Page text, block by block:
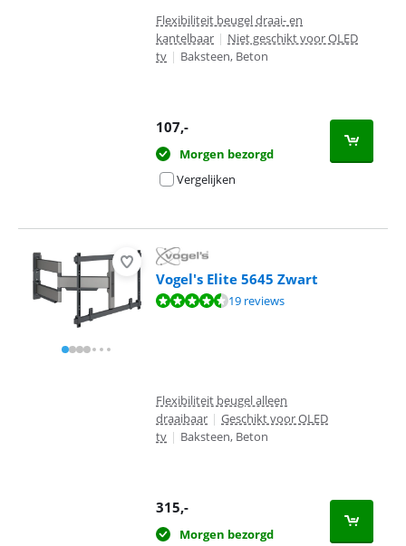
Flexibiliteit beugel draai- en
kantelbaar | Niet geschikt voor OLED
tv | Baksteen, Beton
107,-
Morgen bezorgd
Vergelijken
Vogel's Elite 5645 Zwart
Beoordeling is 8,7 van de 10, gebaseerd op 19 reviews.
19 reviews
Flexibiliteit beugel alleen
draaibaar | Geschikt voor OLED
tv | Baksteen, Beton
315,-
Morgen bezorgd